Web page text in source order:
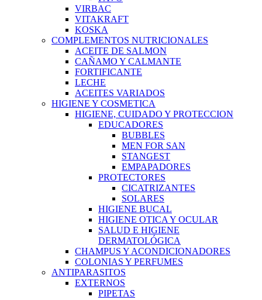
VIRBAC
VITAKRAFT
KOSKA
COMPLEMENTOS NUTRICIONALES
ACEITE DE SALMON
CAÑAMO Y CALMANTE
FORTIFICANTE
LECHE
ACEITES VARIADOS
HIGIENE Y COSMETICA
HIGIENE, CUIDADO Y PROTECCION
EDUCADORES
BUBBLES
MEN FOR SAN
STANGEST
EMPAPADORES
PROTECTORES
CICATRIZANTES
SOLARES
HIGIENE BUCAL
HIGIENE OTICA Y OCULAR
SALUD E HIGIENE
DERMATOLÓGICA
CHAMPUS Y ACONDICIONADORES
COLONIAS Y PERFUMES
ANTIPARASITOS
EXTERNOS
PIPETAS